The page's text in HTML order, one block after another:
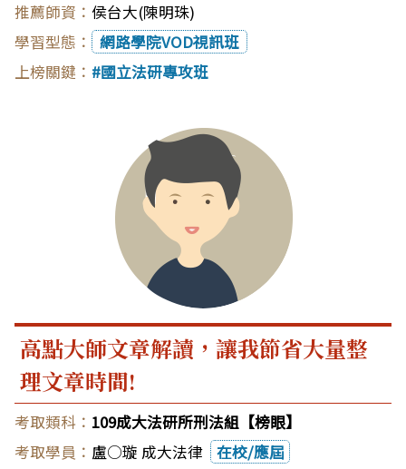
侯台大(陳明珠)
網路學院VOD視訊班
國立法研專攻班
高點大師文章解讀，讓我節省大量整
理文章時間!
109成大法研所刑法組【榜眼】
盧○璇 成大法律
在校/應屆